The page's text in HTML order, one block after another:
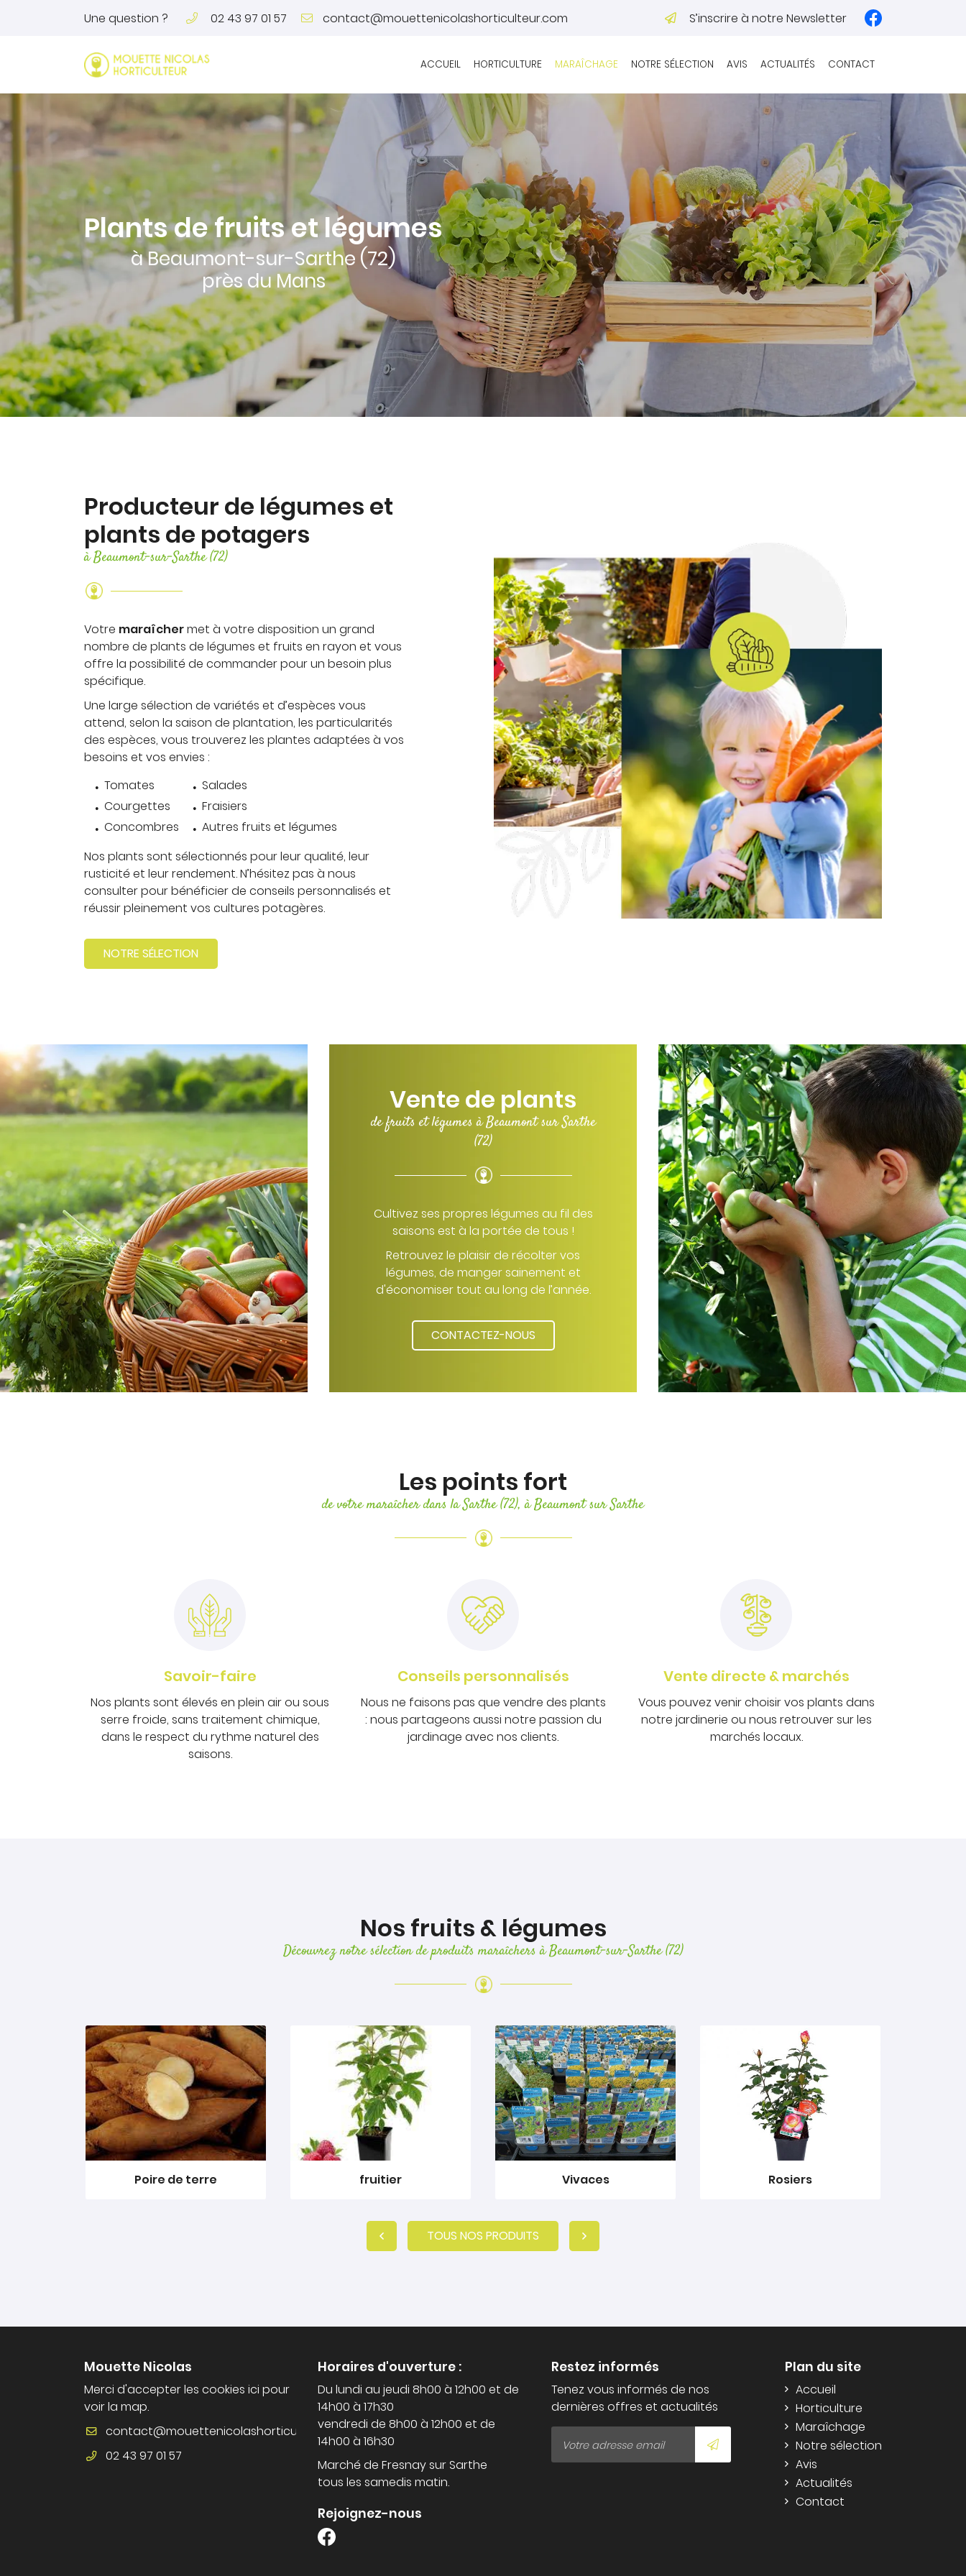
Une question ? 02 43 97 01 57 S’inscrire à notre Newsletter
ACCUEIL HORTICULTURE MARAÎCHAGE NOTRE SÉLECTION AVIS ACTUALITÉS CONTACT
72170 Beaumont-sur-Sarthe
02 43 97 01 57
 Adresse email de réception
Recopier le code ci-contre
Rafraîchir le captcha
En cochant cette case, vous consentez à recevoir nos propositions
commerciales à l'adresse email indiqué ci-dessus. Vous pouvez vous
désinscrire à tout moment en utilisantle formulaire de désinscription.
Plants de fruits et légumes
à Beaumont-sur-Sarthe (72)
près du Mans
Producteur de légumes et
plants de potagers
à Beaumont-sur-Sarthe (72)
Votre maraîchermet à votre disposition un grand
nombre de plants de légumes et fruits en rayon et vous
offre la possibilité de commander pour un besoin plus
spécifique.
Une large sélection de variétés et d’espèces vous
attend, selon la saison de plantation, les particularités
des espèces, vous trouverez les plantes adaptées à vos
besoins et vos envies :
Tomates
Salades
Courgettes
Fraisiers
Concombres
Autres fruits et légumes
Nos plants sont sélectionnés pour leur qualité, leur
rusticité et leur rendement. N’hésitez pas à nous
consulter pour bénéficier de conseils personnalisés et
réussir pleinement vos cultures potagères.
NOTRE SÉLECTION
Vente de plants
de fruits et légumes à Beaumont sur Sarthe
(72)
Cultivez ses propres légumes au fil des
saisons est à la portée de tous !
Retrouvez le plaisir de récolter vos
légumes, de manger sainement et
d'économiser tout au long de l’année.
CONTACTEZ-NOUS
Les points fort
de votre maraîcher dans la Sarthe (72), à Beaumont sur Sarthe
Savoir-faire
Nos plants sont élevés en plein air ou sous
serre froide, sans traitement chimique,
dans le respect du rythme naturel des
saisons.
Conseils personnalisés
Nous ne faisons pas que vendre des plants
: nous partageons aussi notre passion du
jardinage avec nos clients.
Vente directe & marchés
Vous pouvez venir choisir vos plants dans
notre jardinerie ou nous retrouver sur les
marchés locaux.
Nos fruits & légumes
Découvrez notre sélection de produits maraîchers à Beaumont-sur-Sarthe (72)
Poire de terre fruitier Vivaces Rosiers
TOUS NOS PRODUITS
Mouette Nicolas
Merci d'accepter les cookies ici pour
voir la map.
02 43 97 01 57
Horaires d'ouverture :
Du lundi au jeudi 8h00 à 12h00 et de
14h00 à 17h30
vendredi de 8h00 à 12h00 et de
14h00 à 16h30
Marché de Fresnay sur Sarthe
tous les samedis matin.
Rejoignez-nous
Restez informés
Tenez vous informés de nos
dernières offres et actualités
Plan du site
Accueil
Horticulture
Maraîchage
Notre sélection
Avis
Actualités
Contact